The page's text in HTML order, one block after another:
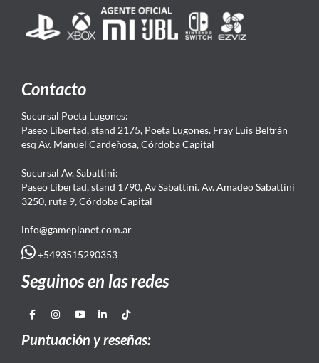
Contacto
Sucursal Poeta Lugones:
Paseo Libertad, stand 2175, Poeta Lugones. Fray Luis Beltrán
esq Av. Manuel Cardeñosa, Córdoba Capital
Sucursal Av. Sabattini:
Paseo Libertad, stand 1790, Av Sabattini. Av. Amadeo Sabattini
3250, ruta 9, Córdoba Capital
info@gameplanet.com.ar
+5493515290353
Seguinos en las redes
Puntuación y reseñas: